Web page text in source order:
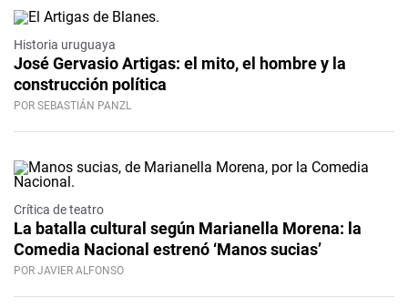
Historia uruguaya
José Gervasio Artigas: el mito, el hombre y la
construcción política
POR SEBASTIÁN PANZL
Crítica de teatro
La batalla cultural según Marianella Morena: la
Comedia Nacional estrenó ‘Manos sucias’
POR JAVIER ALFONSO